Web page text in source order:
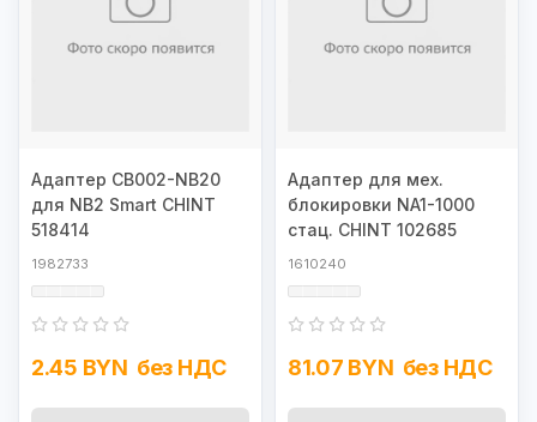
Адаптер CB002-NB20
для NB2 Smart CHINT
518414
1982733
2.45 BYN без НДС
Адаптер для мех.
блокировки NA1-1000
стац. CHINT 102685
1610240
81.07 BYN без НДС